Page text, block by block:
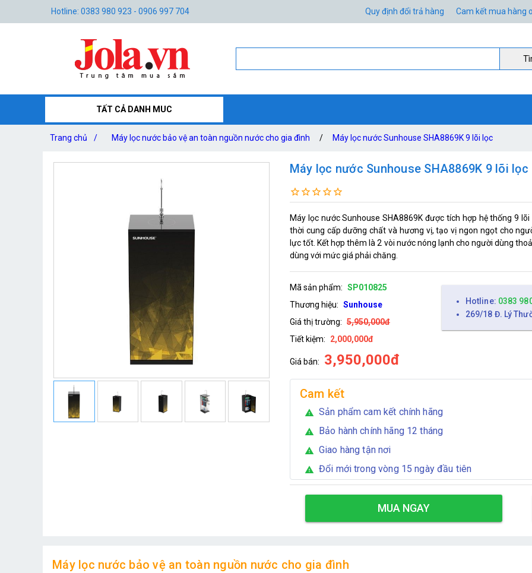
Hotline: 0383 980 923 - 0906 997 704 Quy định đổi trả hàng Cam kết mua hàng
TẤT CẢ DANH MUC
Trang chủ / Máy lọc nước bảo vệ an toàn nguồn nước cho gia đình / Máy lọc nước Sunhouse SHA8869K 9 lõi lọc
Máy lọc nước Sunhouse SHA8869K 9 lõi lọc
Máy lọc nước Sunhouse SHA8869K được tích hợp hệ thống 9
thời cung cấp dưỡng chất và hương vị, tạo vị ngon ngọt cho
lực tốt. Kết hợp thêm là 2 vòi nước nóng lạnh cho người dùng
dùng với mức giá phải chăng.
Mã sản phẩm: SP010825
Thương hiệu: Sunhouse
Giá thị trường: 5,950,000đ
Tiết kiệm:
2,000,000đ
Giá bán: 3,950,000đ
Hotline: 0383
269/18 Đ. Lý
Cam kết
warning Sản phẩm cam kết chính hãng
warning Bảo hành chính hãng 12 tháng
warning Giao hàng tận nơi
warning Đổi mới trong vòng 15 ngày đầu tiên
MUA NGAY
Máy lọc nước bảo vệ an toàn nguồn nước cho gia đình